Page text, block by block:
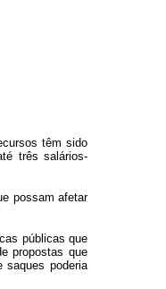
têm sido
três salários-
possam afetar
públicas que
propostas que
saques poderia